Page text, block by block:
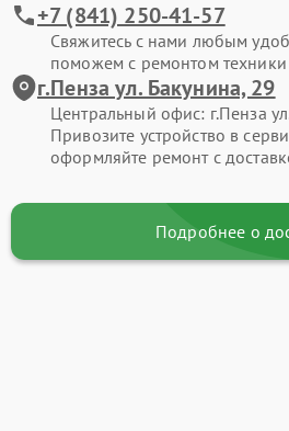
+7 (841) 250-41-57
Свяжитесь с нами любым
поможем с ремонтом
г.Пенза ул. Бакунина, 29
Центральный офис: г.Пенза
Привозите устройство в
оформляйте ремонт с
Подробнее о